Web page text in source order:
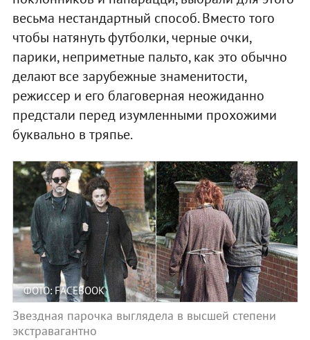
весьма нестандартный способ. Вместо того
чтобы натянуть футболки, черные очки,
парики, неприметные пальто, как это обычно
делают все зарубежные знаменитости,
режиссер и его благоверная неожиданно
предстали перед изумленными прохожими
буквально в тряпье.
ФОТО: FACEBOOK
Звездная парочка выглядела в высшей степени
экстравагантно